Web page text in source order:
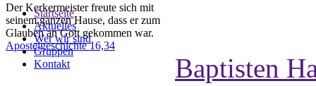
Startseite
Aktuelles
Wer wir sind
Gruppen
Kontakt
Der Kerkermeister freute sich mit
seinem ganzen Hause, dass er zum
Glauben an Gott gekommen war.
Apostelgeschichte 16,34
Baptisten